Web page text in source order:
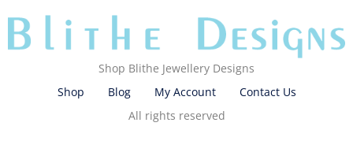
Shop Blithe Jewellery Designs
Shop
Blog My Account
Contact Us
All rights reserved